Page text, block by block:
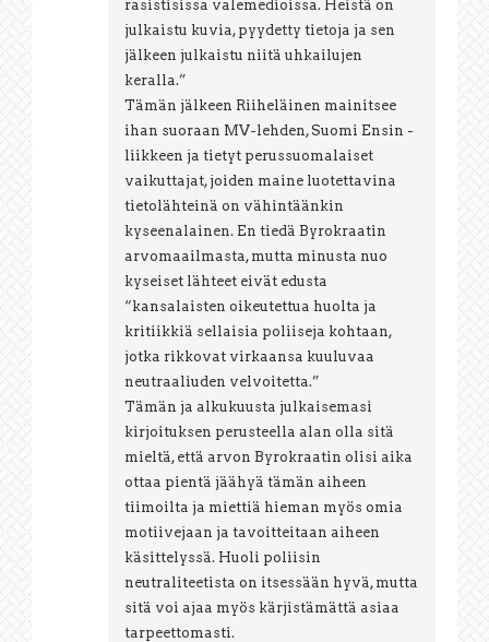
rasistisissa valemedioissa. Heistä on
julkaistu kuvia, pyydetty tietoja ja sen
jälkeen julkaistu niitä uhkailujen
keralla.”
Tämän jälkeen Riiheläinen mainitsee
ihan suoraan MV-lehden, Suomi Ensin -
liikkeen ja tietyt perussuomalaiset
vaikuttajat, joiden maine luotettavina
tietolähteinä on vähintäänkin
kyseenalainen. En tiedä Byrokraatin
arvomaailmasta, mutta minusta nuo
kyseiset lähteet eivät edusta
“kansalaisten oikeutettua huolta ja
kritiikkiä sellaisia poliiseja kohtaan,
jotka rikkovat virkaansa kuuluvaa
neutraaliuden velvoitetta.”
Tämän ja alkukuusta julkaisemasi
kirjoituksen perusteella alan olla sitä
mieltä, että arvon Byrokraatin olisi aika
ottaa pientä jäähyä tämän aiheen
tiimoilta ja miettiä hieman myös omia
motiivejaan ja tavoitteitaan aiheen
käsittelyssä. Huoli poliisin
neutraliteetista on itsessään hyvä, mutta
sitä voi ajaa myös kärjistämättä asiaa
tarpeettomasti.